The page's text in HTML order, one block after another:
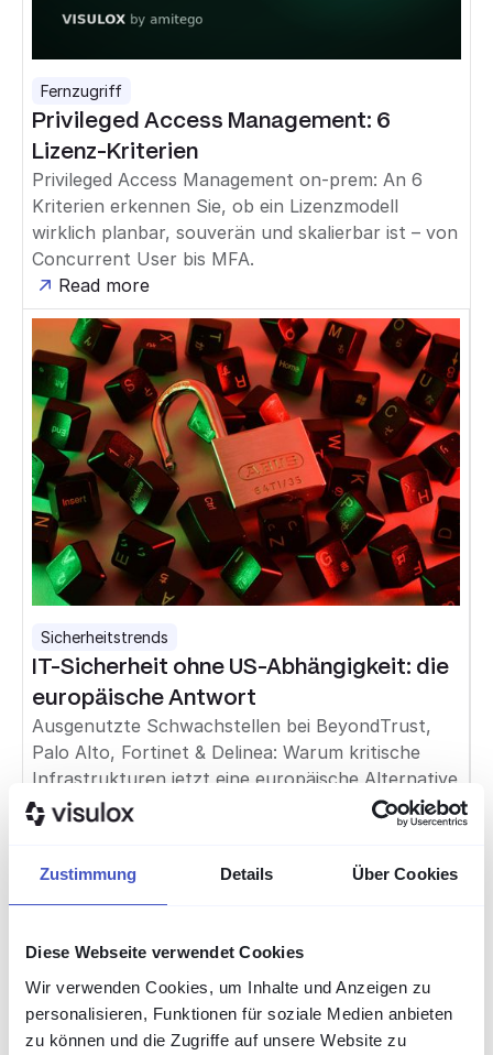
Zustimmung Details Über Cookies
Diese Webseite verwendet Cookies
Wir verwenden Cookies, um Inhalte und Anzeigen zu
personalisieren, Funktionen für soziale Medien anbieten
zu können und die Zugriffe auf unsere Website zu
Fernzugriff
Privileged Access Management: 6
Lizenz-Kriterien
Privileged Access Management on-prem: An 6
Kriterien erkennen Sie, ob ein Lizenzmodell
wirklich planbar, souverän und skalierbar ist – von
Concurrent User bis MFA.
Read more
Sicherheitstrends
IT-Sicherheit ohne US-Abhängigkeit: die
europäische Antwort
Ausgenutzte Schwachstellen bei BeyondTrust,
Palo Alto, Fortinet & Delinea: Warum kritische
Infrastrukturen jetzt eine europäische Alternative
brauchen.